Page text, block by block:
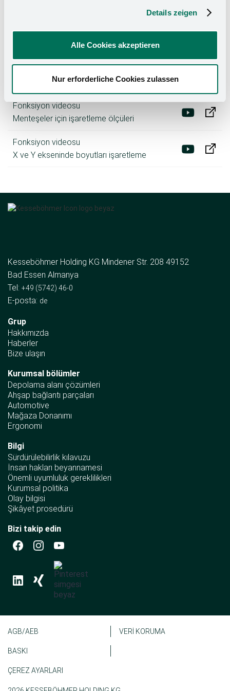
Details zeigen
Alle Cookies akzeptieren
Nur erforderliche Cookies zulassen
Fonksiyon videosu
Çekmece rayları için işaretleme ölçüleri
Fonksiyon videosu
32 mm mesafeyi işaretleyin
Fonksiyon videosu
Menteşeler için işaretleme ölçüleri
Fonksiyon videosu
X ve Y ekseninde boyutları işaretleme
Kesseböhmer Holding KG Mindener Str. 208 49152
Bad Essen Almanya
Tel: +49 (5742) 46-0
E-posta: de
Grup
Hakkımızda
Haberler
Bize ulaşın
Kurumsal bölümler
Depolama alanı çözümleri
Ahşap bağlantı parçaları
Automotive
Mağaza Donanımı
Ergonomi
Bilgi
Sürdürülebilirlik kılavuzu
İnsan hakları beyannamesi
Önemli uyumluluk gereklilikleri
Kurumsal politika
Olay bilgisi
Şikâyet prosedürü
Bizi takip edin
AGB/AEB VERİ KORUMA
BASKI
ÇEREZ AYARLARI